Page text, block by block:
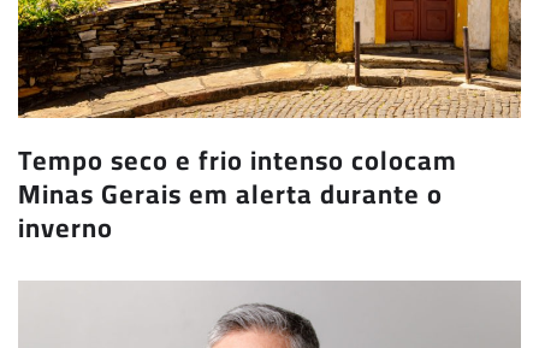
Tempo seco e frio intenso colocam
Minas Gerais em alerta durante o
inverno